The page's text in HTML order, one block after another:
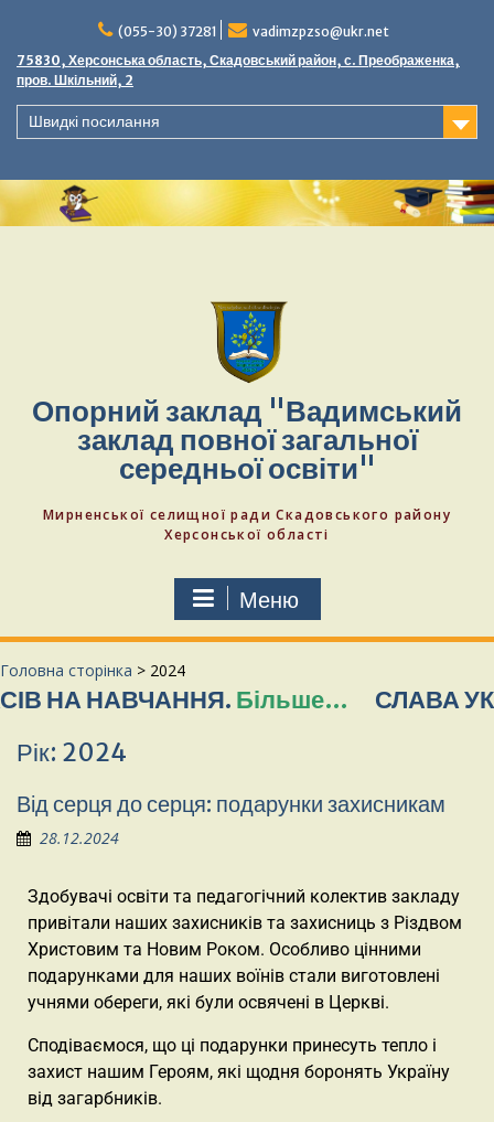
(055-30) 37281
vadimzpzso@ukr.net
75830, Херсонська область, Скадовський район, с. Преображенка,
пров. Шкільний, 2
Швидкі посилання
Опорний заклад "Вадимський
заклад повної загальної
середньої освіти"
Мирненської селищної ради Скадовського району
Херсонської області
Меню
Головна сторінка > 2024
Більше…СЛАВА УКРАЇНІ!
Рік: 2024
Від серця до серця: подарунки захисникам
28.12.2024
Здобувачі освіти та педагогічний колектив закладу
привітали наших захисників та захисниць з Різдвом
Христовим та Новим Роком. Особливо цінними
подарунками для наших воїнів стали виготовлені
учнями обереги, які були освячені в Церкві.
Сподіваємося, що ці подарунки принесуть тепло і
захист нашим Героям, які щодня боронять Україну
від загарбників.